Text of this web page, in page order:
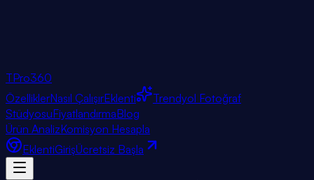
TPro360
ÖzelliklerNasıl ÇalışırEklenti
Trendyol Fotoğraf
StüdyosuFiyatlandırmaBlog
Ürün AnalizKomisyon Hesapla
EklentiGirişÜcretsiz Başla